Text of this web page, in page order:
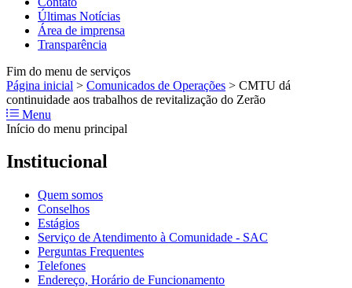
Últimas Notícias
Área de imprensa
Transparência
Fim do menu de serviços
Página inicial > Comunicados de Operações > CMTU dá
continuidade aos trabalhos de revitalização do Zerão
Menu
Início do menu principal
Institucional
Quem somos
Conselhos
Estágios
Serviço de Atendimento à Comunidade - SAC
Perguntas Frequentes
Telefones
Endereço, Horário de Funcionamento